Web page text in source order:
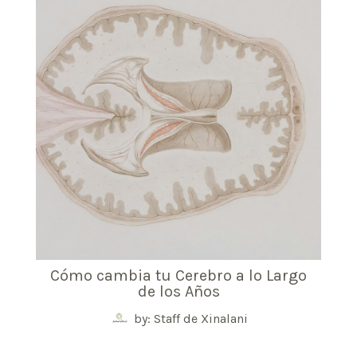
Cómo cambia tu Cerebro a lo Largo
de los Años
by: Staff de Xinalani